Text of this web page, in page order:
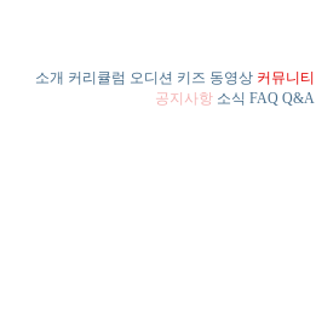
소개 커리큘럼 오디션 키즈 동영상 커뮤니티
공지사항 소식 FAQ Q&A